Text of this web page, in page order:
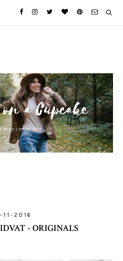
11-2016
- ORIGINALS